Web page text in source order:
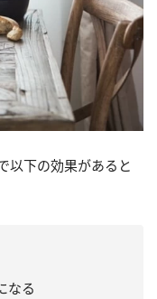
以下の効果があると
なる